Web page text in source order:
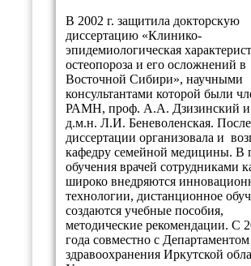
В 2002 г. защитила докторскую
диссертацию «Клинико-
эпидемиологическая
остеопороза и его осложнений в
Восточной Сибири», научными
консультантами которой были
РАМН, проф. А.А. Дзизинский и
д.м.н. Л.И. Беневоленская.
диссертации организовала и
кафедру семейной медицины. В
обучения врачей сотрудниками
широко внедряются
технологии, дистанционное
создаются учебные пособия,
методические рекомендации. С
года совместно с Департаментом
здравоохранения Иркутской